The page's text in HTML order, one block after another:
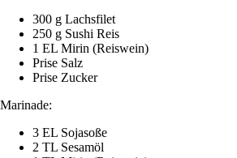
300 g Lachsfilet
250 g Sushi Reis
1 EL Mirin (Reiswein)
Prise Salz
Prise Zucker
Marinade:
3 EL Sojasoße
2 TL Sesamöl